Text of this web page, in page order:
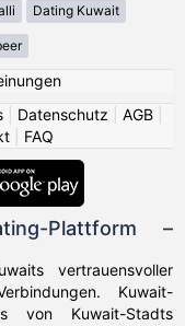
Dating Kuwait
Datenschutz AGB
FAQ
Plattform –
vertrauensvoller
Kuwait-
von Kuwait-Stadts